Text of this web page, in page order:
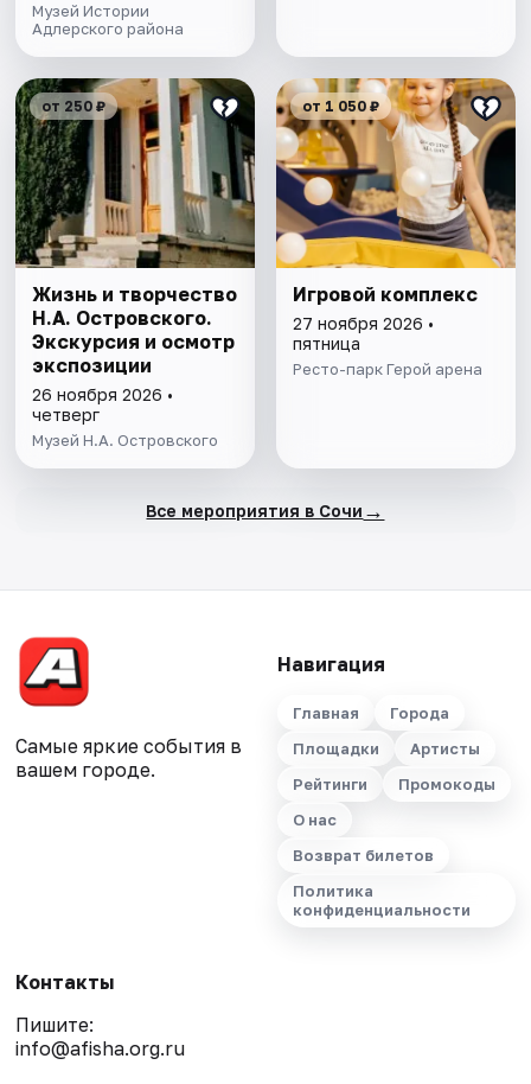
Музей Истории
Адлерского района
от 250 ₽
Жизнь и творчество
Н.А. Островского.
Экскурсия и осмотр
экспозиции
26 ноября 2026 •
четверг
Музей Н.А. Островского
от 1 050 ₽
Игровой комплекс
27 ноября 2026 •
пятница
Ресто-парк Герой арена
Все мероприятия в Сочи →
Самые яркие события в
вашем городе.
Навигация
Главная
Города
Площадки
Артисты
Рейтинги
Промокоды
О нас
Возврат билетов
Политика
конфиденциальности
Контакты
Пишите:
info@afisha.org.ru